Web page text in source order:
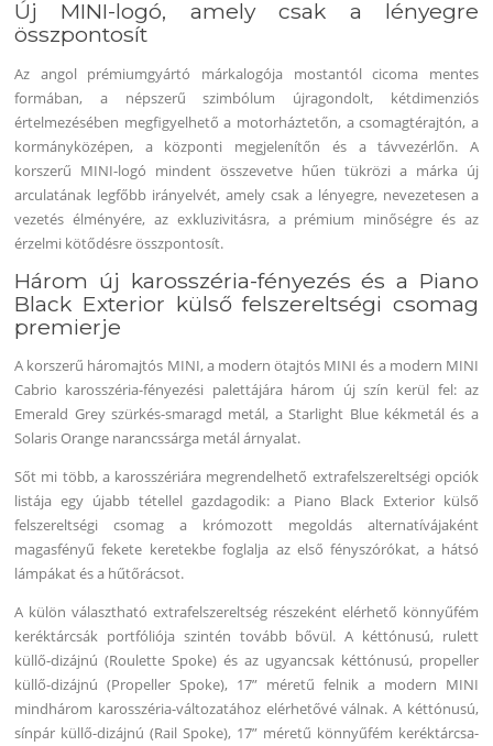
Új MINI-logó, amely csak a lényegre
összpontosít
Az angol prémiumgyártó márkalogója mostantól cicoma mentes
formában, a népszerű szimbólum újragondolt, kétdimenziós
értelmezésében megfigyelhető a motorháztetőn, a csomagtérajtón, a
kormányközépen, a központi megjelenítőn és a távvezérlőn. A
korszerű MINI-logó mindent összevetve hűen tükrözi a márka új
arculatának legfőbb irányelvét, amely csak a lényegre, nevezetesen a
vezetés élményére, az exkluzivitásra, a prémium minőségre és az
érzelmi kötődésre összpontosít.
Három új karosszéria-fényezés és a Piano
Black Exterior külső felszereltségi csomag
premierje
A korszerű háromajtós MINI, a modern ötajtós MINI és a modern MINI
Cabrio karosszéria-fényezési palettájára három új szín kerül fel: az
Emerald Grey szürkés-smaragd metál, a Starlight Blue kékmetál és a
Solaris Orange narancssárga metál árnyalat.
Sőt mi több, a karosszériára megrendelhető extrafelszereltségi opciók
listája egy újabb tétellel gazdagodik: a Piano Black Exterior külső
felszereltségi csomag a krómozott megoldás alternatívájaként
magasfényű fekete keretekbe foglalja az első fényszórókat, a hátsó
lámpákat és a hűtőrácsot.
A külön választható extrafelszereltség részeként elérhető könnyűfém
keréktárcsák portfóliója szintén tovább bővül. A kéttónusú, rulett
küllő-dizájnú (Roulette Spoke) és az ugyancsak kéttónusú, propeller
küllő-dizájnú (Propeller Spoke), 17” méretű felnik a modern MINI
mindhárom karosszéria-változatához elérhetővé válnak. A kéttónusú,
sínpár küllő-dizájnú (Rail Spoke), 17” méretű könnyűfém keréktárcsa-